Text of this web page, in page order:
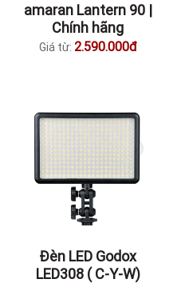
amaran Lantern 90 |
Chính hãng
Giá từ: 2.590.000đ
Đèn LED Godox
LED308 ( C-Y-W)